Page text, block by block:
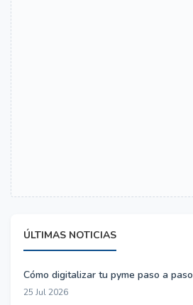
ÚLTIMAS NOTICIAS
Cómo digitalizar tu pyme paso a paso
25 Jul 2026